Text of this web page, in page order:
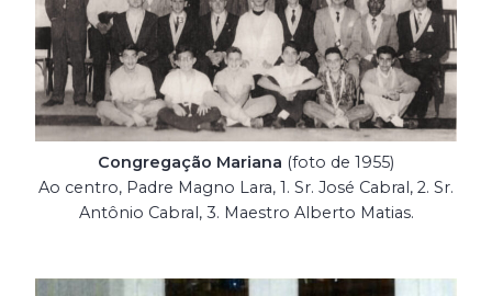
Congregação Mariana (foto de 1955)
Ao centro, Padre Magno Lara, 1. Sr. José Cabral, 2. Sr.
Antônio Cabral, 3. Maestro Alberto Matias.